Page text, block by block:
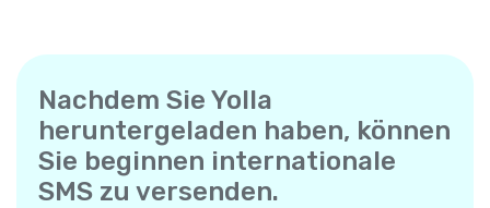
Nachdem Sie Yolla
heruntergeladen haben, können
Sie beginnen internationale
SMS zu versenden.